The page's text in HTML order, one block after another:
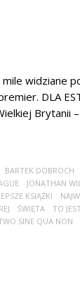
widziane
DLA
Brytanii
BARTEK DOBROCH
JONATHAN
KSIĄŻKI
ŚWIĘTA TO
SINE QUA NON